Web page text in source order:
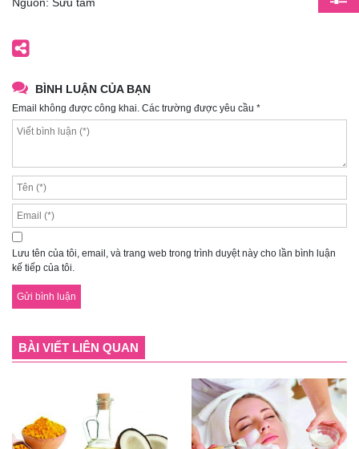
BÌNH LUẬN CỦA BẠN
Email không được công khai. Các trường được yêu cầu *
Lưu tên của tôi, email, và trang web trong trình duyệt này cho lần bình luận
kế tiếp của tôi.
BÀI VIẾT LIÊN QUAN